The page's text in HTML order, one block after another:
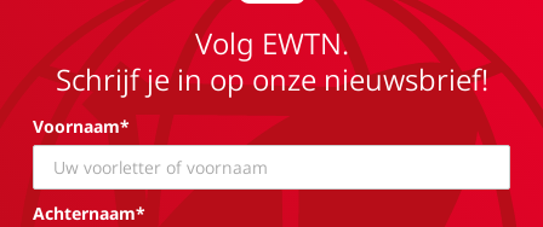
Volg EWTN.
Schrijf je in op onze nieuwsbrief!
Voornaam*
Achternaam*